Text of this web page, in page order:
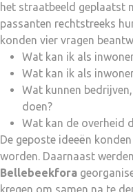
het straatbeeld geplaatst
passanten rechtstreeks
konden vier vragen
Wat kan ik als
Wat kan ik als
Wat kunnen
doen?
Wat kan de overheid
De geposte ideeën
worden. Daarnaast
Bellebeekfora
kregen om samen na te